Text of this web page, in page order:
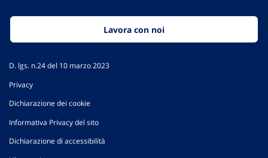
Lavora con noi
D. lgs. n.24 del 10 marzo 2023
Privacy
Dichiarazione dei cookie
Informativa Privacy del sito
Dichiarazione di accessibilità